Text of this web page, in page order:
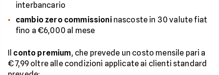
interbancario
cambio zero commissioninascoste in 30 valute fiat
fino a €6,000 al mese
Il conto premium, che prevede un costo mensile pari a
€ 7,99 oltre alle condizioni applicate ai clienti standard